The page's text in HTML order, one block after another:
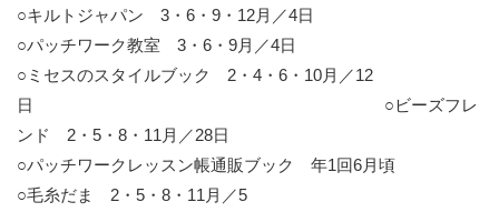
○キルトジャパン 3・6・9・12月／4日
○パッチワーク教室 3・6・9月／4日
○ミセスのスタイルブック 2・4・6・10月／12
日 ○ビーズフレ
ンド 2・5・8・11月／28日
○パッチワークレッスン帳通販ブック 年1回6月頃
○毛糸だま 2・5・8・11月／5